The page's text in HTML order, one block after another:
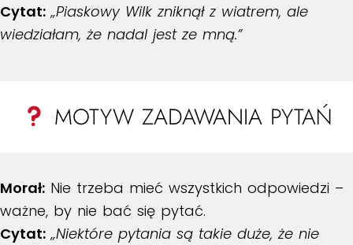
Cytat: „Piaskowy Wilk zniknął z wiatrem, ale
wiedziałam, że nadal jest ze mną.”
MOTYW ZADAWANIA PYTAŃ
Morał: Nie trzeba mieć wszystkich odpowiedzi –
ważne, by nie bać się pytać.
Cytat: „Niektóre pytania są takie duże, że nie